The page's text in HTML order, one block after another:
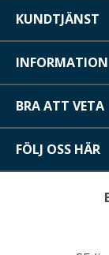
KUNDTJÄNST
INFORMATION
BRA ATT VETA
FÖLJ OSS HÄR